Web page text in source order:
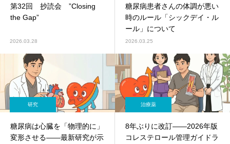
第32回 抄読会 ”Closing
the Gap”
2026.03.28
糖尿病患者さんの体調が悪い
時のルール「シックデイ・ル
ール」について
2026.03.25
研究
糖尿病は心臓を「物理的に」
変形させる——最新研究が示
治療薬
8年ぶりに改訂——2026年版
コレステロール管理ガイドラ